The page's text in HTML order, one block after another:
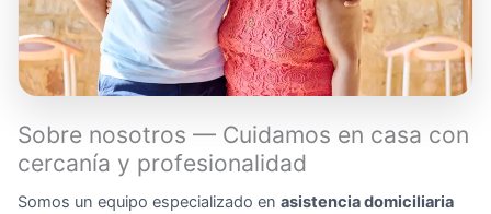
Sobre nosotros — Cuidamos en casa con
cercanía y profesionalidad
Somos un equipo especializado en asistencia domiciliaria